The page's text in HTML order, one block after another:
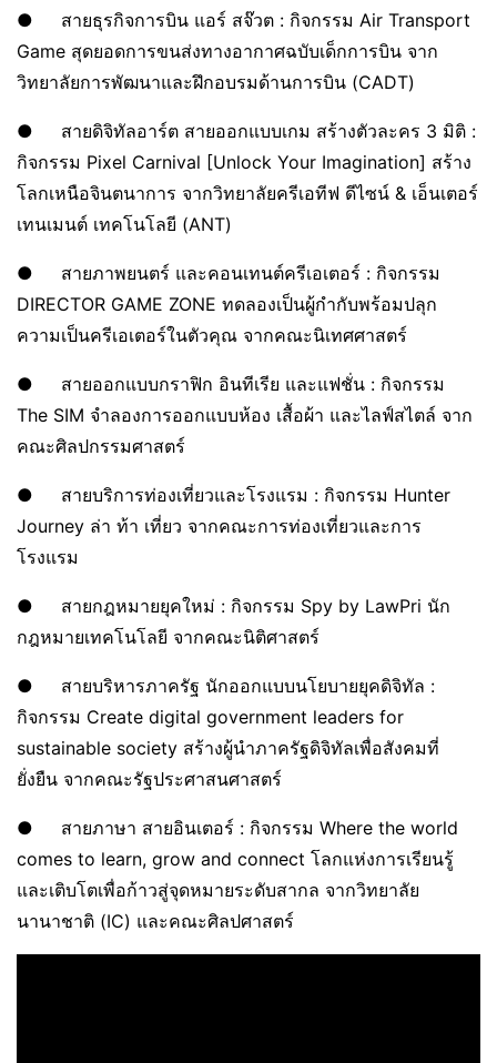
● สายธุรกิจการบิน แอร์ สจ๊วต : กิจกรรม Air Transport
Game สุดยอดการขนส่งทางอากาศฉบับเด็กการบิน จาก
วิทยาลัยการพัฒนาและฝึกอบรมด้านการบิน (CADT)
● สายดิจิทัลอาร์ต สายออกแบบเกม สร้างตัวละคร 3 มิติ :
กิจกรรม Pixel Carnival [Unlock Your Imagination] สร้าง
โลกเหนือจินตนาการ จากวิทยาลัยครีเอทีฟ ดีไซน์ & เอ็นเตอร์
เทนเมนต์ เทคโนโลยี (ANT)
● สายภาพยนตร์ และคอนเทนต์ครีเอเตอร์ : กิจกรรม
DIRECTOR GAME ZONE ทดลองเป็นผู้กำกับพร้อมปลุก
ความเป็นครีเอเตอร์ในตัวคุณ จากคณะนิเทศศาสตร์
● สายออกแบบกราฟิก อินทีเรีย และแฟชั่น : กิจกรรม
The SIM จำลองการออกแบบห้อง เสื้อผ้า และไลฟ์สไตล์ จาก
คณะศิลปกรรมศาสตร์
● สายบริการท่องเที่ยวและโรงแรม : กิจกรรม Hunter
Journey ล่า ท้า เที่ยว จากคณะการท่องเที่ยวและการ
โรงแรม
● สายกฎหมายยุคใหม่ : กิจกรรม Spy by LawPri นัก
กฎหมายเทคโนโลยี จากคณะนิติศาสตร์
● สายบริหารภาครัฐ นักออกแบบนโยบายยุคดิจิทัล :
กิจกรรม Create digital government leaders for
sustainable society สร้างผู้นำภาครัฐดิจิทัลเพื่อสังคมที่
ยั่งยืน จากคณะรัฐประศาสนศาสตร์
● สายภาษา สายอินเตอร์ : กิจกรรม Where the world
comes to learn, grow and connect โลกแห่งการเรียนรู้
และเติบโตเพื่อก้าวสู่จุดหมายระดับสากล จากวิทยาลัย
นานาชาติ (IC) และคณะศิลปศาสตร์